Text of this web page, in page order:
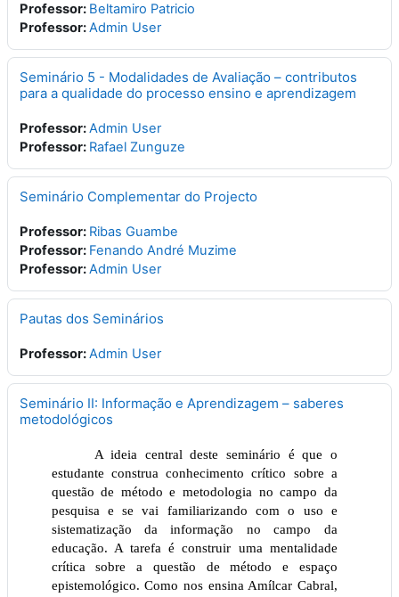
Professor: Beltamiro Patricio
Professor:Admin User
Seminário 5 - Modalidades de Avaliação – contributos
para a qualidade do processo ensino e aprendizagem
Professor:Admin User
Professor: Rafael Zunguze
Seminário Complementar do Projecto
Professor: Ribas Guambe
Professor: Fenando André Muzime
Professor:Admin User
Pautas dos Seminários
Professor:Admin User
Seminário II: Informação e Aprendizagem – saberes
metodológicos
A ideia central deste seminário é que o
estudante construa conhecimento crítico sobre a
questão de método e metodologia no campo da
pesquisa e se vai familiarizando com o uso e
sistematização da informação no campo da
educação. A tarefa é construir uma mentalidade
crítica sobre a questão de método e espaço
epistemológico. Como nos ensina Amílcar Cabral,